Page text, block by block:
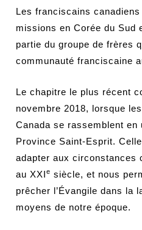
Les franciscains
missions en Corée du Sud
partie du groupe de frères
communauté franciscaine
Le chapitre le plus récent
novembre 2018, lorsque
Canada se rassemblent
Province Saint-Esprit.
adapter aux circonstances
au XXIe siècle, et nous
prêcher l’Évangile dans la
moyens de notre époque.